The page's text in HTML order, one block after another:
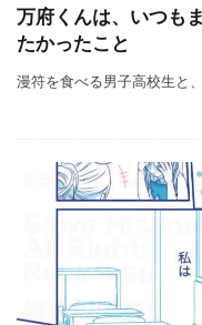
万府くんは、いつも
たかったこと
漫符を食べる男子高校生と